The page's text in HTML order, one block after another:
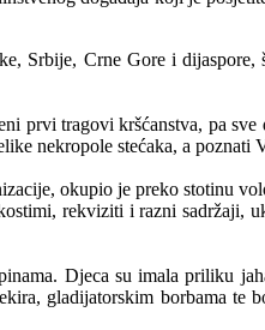
Srbije, Crne Gore i
prvi tragovi kršćanstva, pa
nekropole stećaka, a poznati
okupio je preko stotinu
rekviziti i razni sadržaji,
Djeca su imala priliku
gladijatorskim borbama te